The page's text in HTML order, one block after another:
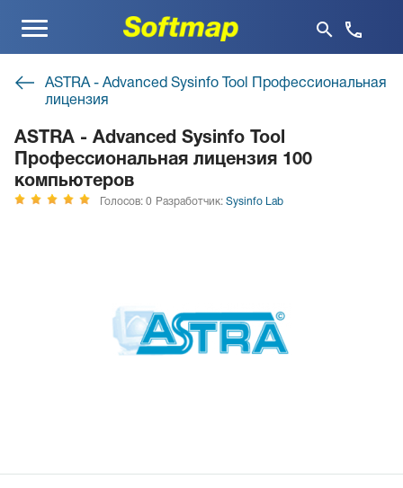
Меню
ASTRA - Advanced Sysinfo Tool Профессиональная
лицензия
ASTRA - Advanced Sysinfo Tool
Профессиональная лицензия 100
компьютеров
Голосов: 0 Разработчик: Sysinfo Lab